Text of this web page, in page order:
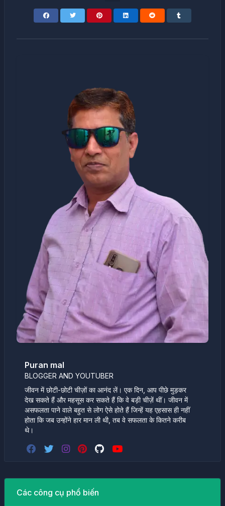
Puran mal
BLOGGER AND YOUTUBER
जीवन में छोटी-छोटी चीज़ों का आनंद लें। एक दिन, आप पीछे मुड़कर
देख सकते हैं और महसूस कर सकते हैं कि वे बड़ी चीज़ें थीं। जीवन में
असफलता पाने वाले बहुत से लोग ऐसे होते हैं जिन्हें यह एहसास ही नहीं
होता कि जब उन्होंने हार मान ली थी, तब वे सफलता के कितने करीब
थे।
Các công cụ phổ biến